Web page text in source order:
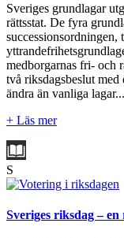
Sveriges grundlagar
rättsstat. De fyra
medborgarnas fri- och
två riksdagsbeslut
ändra än vanliga lagar...
+ Läs mer
S
Sveriges riksdag –